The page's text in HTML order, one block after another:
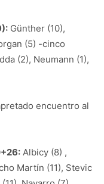
Günther (10),
(5) -cinco
(2), Neumann (1),
encuentro al
Albicy (8) ,
Martín (11), Stevic